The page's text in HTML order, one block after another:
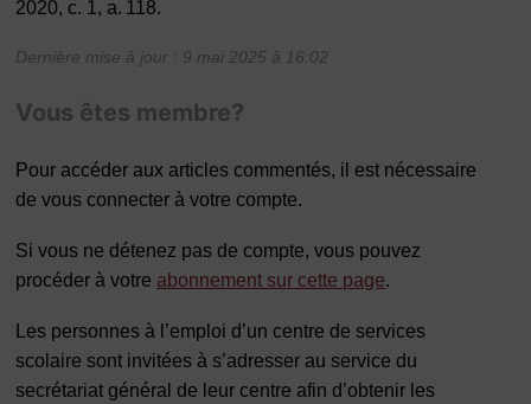
2020, c. 1, a. 118.
Dernière mise à jour : 9 mai 2025 à 16:02
Vous êtes membre?
Pour accéder aux articles commentés, il est nécessaire
de vous connecter à votre compte.
Si vous ne détenez pas de compte, vous pouvez
procéder à votre abonnement sur cette page.
Les personnes à l’emploi d’un centre de services
scolaire sont invitées à s’adresser au service du
secrétariat général de leur centre afin d’obtenir les